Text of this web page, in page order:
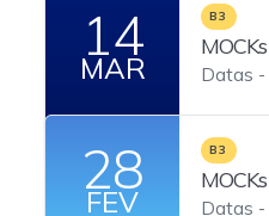
14
MAR
B3
Datas -
28
FEV
B3
Datas -